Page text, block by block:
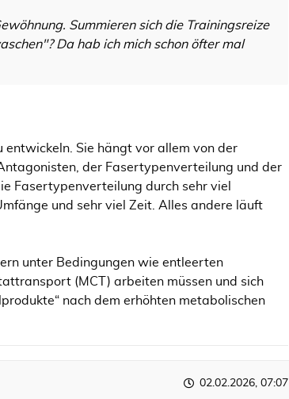
Summieren sich die Trainingsreize
Da hab ich mich schon öfter mal
entwickeln. Sie hängt vor allem von der
der Fasertypenverteilung und der
Fasertypenverteilung durch sehr viel
und sehr viel Zeit. Alles andere läuft
unter Bedingungen wie entleerten
(MCT) arbeiten müssen und sich
nach dem erhöhten metabolischen
02.02.2026, 07:07